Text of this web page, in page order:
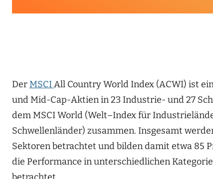
Der MSCIAll Country World Index (ACWI) ist
und Mid-Cap-Aktien in 23 Industrie- und 27
dem MSCI World (Welt–Index für
Schwellenländer) zusammen. Insgesamt
Sektorenbetrachtet und bilden damit etwa 85
die Performance inunterschiedlichen